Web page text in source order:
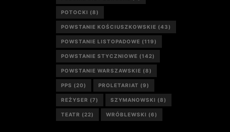
POTOCKI (8)
POWSTANIE KOŚCIUSZKOWSKIE (43)
POWSTANIE LISTOPADOWE (119)
POWSTANIE STYCZNIOWE (142)
POWSTANIE WARSZAWSKIE (8)
PPS (20) PROLETARIAT (9)
REŻYSER (7) SZYMANOWSKI (8)
TEATR (22) WRÓBLEWSKI (6)